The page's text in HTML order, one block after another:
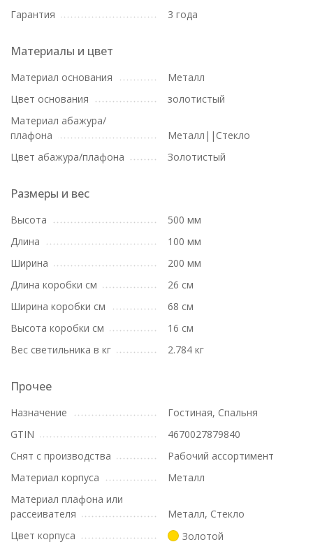
Гарантия 3 года
Материалы и цвет
Материал основания
Металл
Цвет основания
золотистый
Материал абажура/
плафона
Металл||Стекло
Цвет абажура/плафона
Золотистый
Размеры и вес
Высота
500 мм
Длина
100 мм
Ширина
200 мм
Длина коробки см
26 см
Ширина коробки см
68 см
Высота коробки см
16 см
Вес светильника в кг
2.784 кг
Прочее
Назначение
Гостиная, Спальня
GTIN
4670027879840
Снят с производства
Рабочий ассортимент
Материал корпуса
Металл
Материал плафона или
рассеивателя
Металл, Стекло
Цвет корпуса
Золотой